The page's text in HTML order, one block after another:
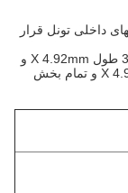
داخلی تونل قرار
نمونه شامل 12 قطعه ضخامت 310mm * 1110mm طول X 4.92mm و
x 650mm طول X 4.92 mm و تمام بخش